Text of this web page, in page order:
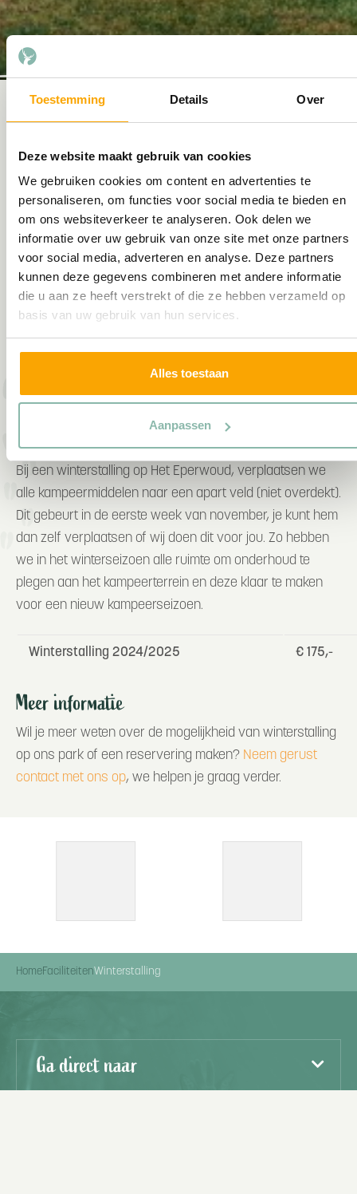
Toestemming Details Over
Deze website maakt gebruik van cookies
We gebruiken cookies om content en advertenties te
personaliseren, om functies voor social media te bieden en
om ons websiteverkeer te analyseren. Ook delen we
informatie over uw gebruik van onze site met onze partners
voor social media, adverteren en analyse. Deze partners
kunnen deze gegevens combineren met andere informatie
die u aan ze heeft verstrekt of die ze hebben verzameld op
basis van uw gebruik van hun services.
Alles toestaan
Aanpassen
Winterstalling op Recreatiepark Het
Eperwoud
Heb je geen plek om je caravan of camper thuis te
stallen? En ben je op zoek bent naar winterstalling op de
Veluwe? Dat is mogelijk op Het Eperwoud. Wij stallen je
kampeermiddel op een apart veld, waar hij de hele winter
kan blijven staan.
Heb je een seizoenplaats op Het Eperwoud en mogen we
je volgend jaar weer verwelkomen? Dan is de
meer heen en weer te vervoeren. En in het voorjaar is
jouw plekje zo weer klaar voor het kamperen.
Tarief winterstalling
Bij een winterstalling op Het Eperwoud, verplaatsen we
alle kampeermiddelen naar een apart veld (niet overdekt).
Dit gebeurt in de eerste week van november, je kunt hem
dan zelf verplaatsen of wij doen dit voor jou. Zo hebben
we in het winterseizoen alle ruimte om onderhoud te
plegen aan het kampeerterrein en deze klaar te maken
voor een nieuw kampeerseizoen.
Winterstalling 2024/2025 € 175,-
Meer informatie
Wil je meer weten over de mogelijkheid van winterstalling
op ons park of een reservering maken? Neem gerust
contact met ons op, we helpen je graag verder.
HomeFaciliteitenWinterstalling
Ga direct naar